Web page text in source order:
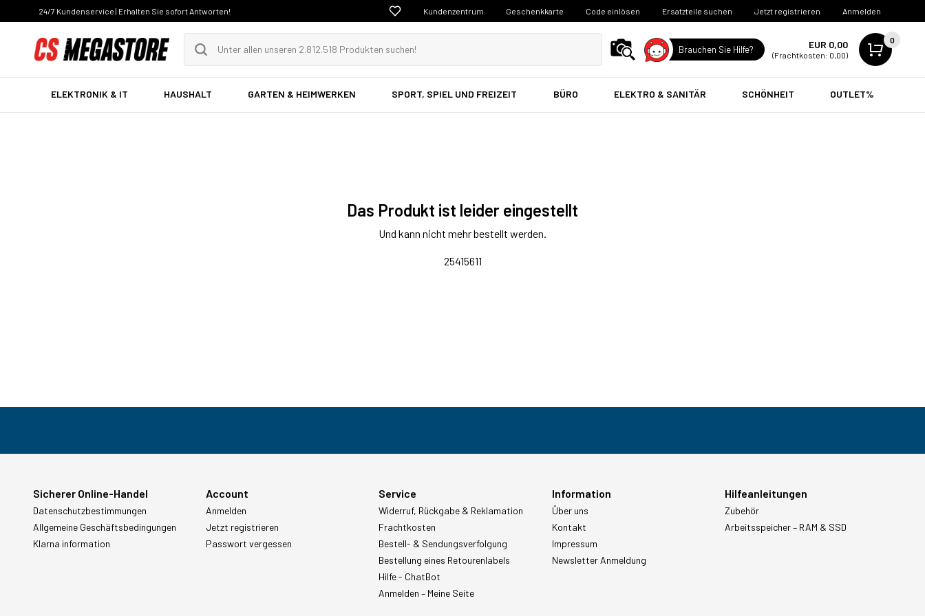
24/7 Kundenservice | Erhalten Sie sofort Antworten! Kundenzentrum Geschenkkarte Code einlösen Ersatzteile suchen Jetzt registrieren Anmelden
Brauchen Sie Hilfe? EUR 0,00
(Frachtkosten: 0,00)
0
ELEKTRONIK & IT HAUSHALT GARTEN & HEIMWERKEN SPORT, SPIEL UND FREIZEIT BÜRO ELEKTRO & SANITÄR SCHÖNHEIT OUTLET%
Das Produkt ist leider eingestellt
Und kann nicht mehr bestellt werden.
25415611
Sicherer Online-Handel
Datenschutzbestimmungen
Allgemeine Geschäftsbedingungen
Klarna information
Account
Anmelden
Jetzt registrieren
Passwort vergessen
Service
Widerruf, Rückgabe & Reklamation
Frachtkosten
Bestell- & Sendungsverfolgung
Bestellung eines Retourenlabels
Hilfe - ChatBot
Anmelden – Meine Seite
Information
Über uns
Kontakt
Impressum
Newsletter Anmeldung
Hilfeanleitungen
Zubehör
Arbeitsspeicher – RAM & SSD